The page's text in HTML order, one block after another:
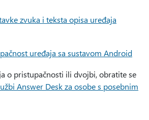
zvuka i teksta opisa uređaja
uređaja sa sustavom Android
o pristupačnosti ili dvojbi, obratite se
Answer Desk za osobe s posebnim